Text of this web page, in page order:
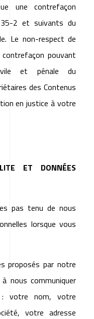
une contrefaçon
2 et suivants du
Le non-respect de
pouvant
et pénale du
des Contenus
en justice à votre
ET DONNÉES
pas tenu de nous
lorsque vous
proposés par notre
nous communiquer
: votre nom, votre
votre adresse